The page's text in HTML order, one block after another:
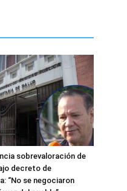
sobrevaloración de
decreto de
“No se negociaron